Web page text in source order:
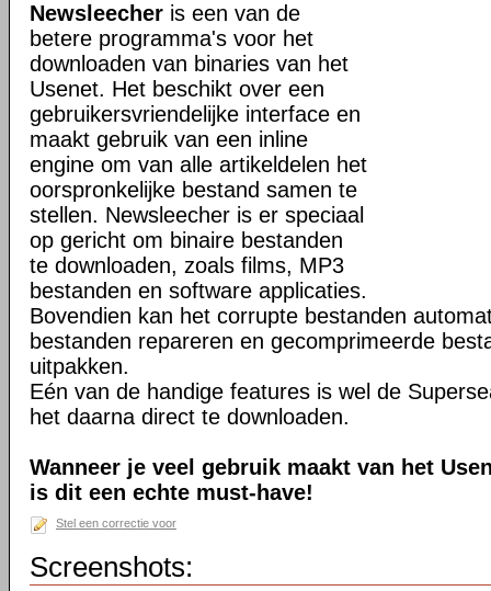
Newsleecher is een van de
betere programma's voor het
downloaden van binaries van het
Usenet. Het beschikt over een
gebruikersvriendelijke interface en
maakt gebruik van een inline
engine om van alle artikeldelen het
oorspronkelijke bestand samen te
stellen. Newsleecher is er speciaal
op gericht om binaire bestanden
te downloaden, zoals films, MP3
bestanden en software applicaties.
Bovendien kan het corrupte bestanden
bestanden repareren en gecomprimeerde
uitpakken.
Eén van de handige features is wel de
het daarna direct te downloaden.
Wanneer je veel gebruik maakt van het
is dit een echte must-have!
Stel een correctie voor
Screenshots: